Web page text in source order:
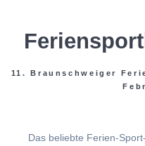
11. Braunschweiger
Das beliebte Ferien-